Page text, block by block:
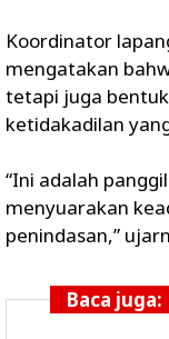
Koordinator
mengatakan
tetapi juga
ketidakadilan
“Ini adalah
menyuarakan
penindasan,”
Baca juga: